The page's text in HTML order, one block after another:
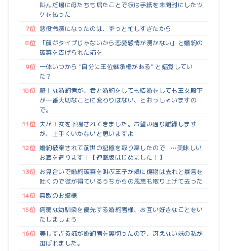
叫んだ場に母たちも居たことで彼は手紙を未開封にしたツ
ケを払った
7位 悪役令嬢になったのは、ずっと忙しすぎたから
8位
「顔がタイプじゃないから恋愛感情が湧かない」と婚約の
破棄を告げられた姉を
9位 一体いつから "自分に王位継承権がある" と錯覚してい
た？
10位 騎士な婚約者が、君と婚約をしても結婚をしても王女殿下
が一番大切なことに変わりはない、とおっしゃいますの
で。
11位 夫が王女を下賜されてきました。お望み通り離縁します
が、上手くいかないと思いますよ
12位 婚約破棄されて前世の記憶を取り戻したので……美味しい
お酒を造ります！【連載版はじめました！】
13位 お見合いで婚約破棄を叫ぶ王子が娘に傷物は去れと暴言を
吐くので彼が得ているうちからの恩恵も取り上げて去った
14位 無敵のお嬢様
15位 病弱な幼馴染を優先する婚約者様、お互い好きなことをい
たしましょう
16位 美しすぎる姉が婚約者を裏切ったので、冴えない妹の私が
選ばれました。